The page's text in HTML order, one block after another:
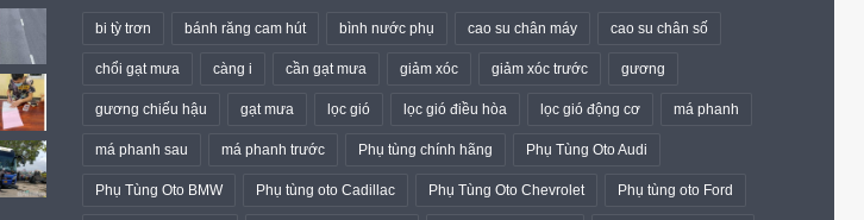
bi tỳ trơn bánh răng cam hút bình nước phụ cao su chân máy cao su chân số
chổi gạt mưa càng i cần gạt mưa giảm xóc giảm xóc trước gương
gương chiếu hậu gạt mưa lọc gió lọc gió điều hòa lọc gió động cơ má phanh
má phanh sau má phanh trước Phụ tùng chính hãng Phụ Tùng Oto Audi
Phụ Tùng Oto BMW Phụ tùng oto Cadillac Phụ Tùng Oto Chevrolet Phụ tùng oto Ford